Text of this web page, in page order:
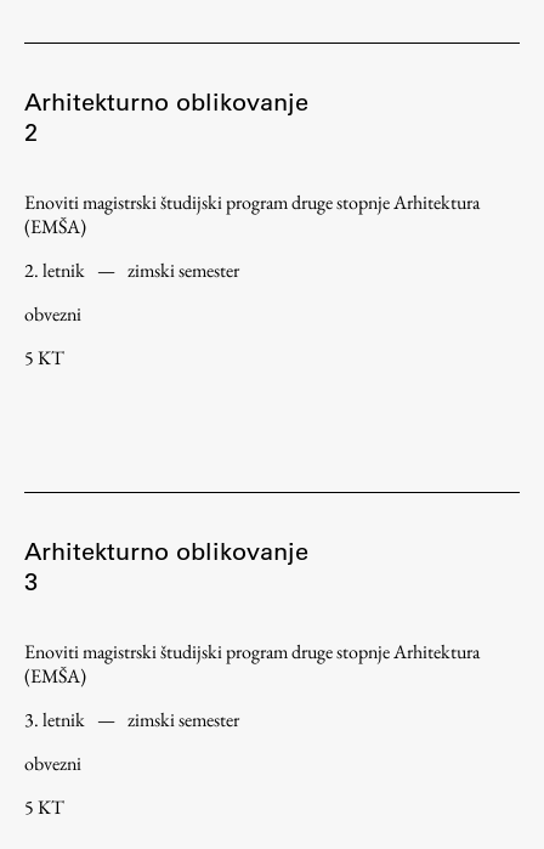
Arhitekturno oblikovanje
2
Enoviti magistrski študijski program druge stopnje Arhitektura
(EMŠA)
2. letnik — zimski semester
obvezni
5 KT
Arhitekturno oblikovanje
3
Enoviti magistrski študijski program druge stopnje Arhitektura
(EMŠA)
3. letnik — zimski semester
obvezni
5 KT